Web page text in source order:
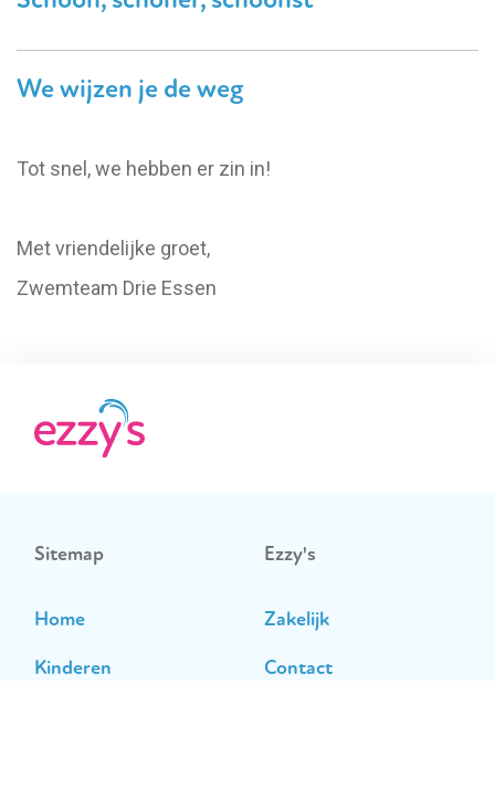
We wijzen je de weg
Tot snel, we hebben er zin in!
Met vriendelijke groet,
Zwemteam Drie Essen
Sitemap
Home
Kinderen
Ezzy's
Zakelijk
Contact